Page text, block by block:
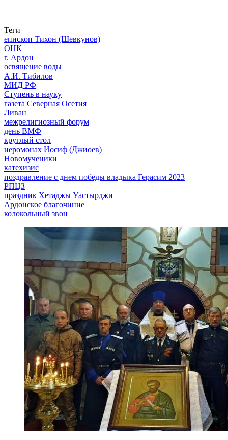
Теги
епископ Тихон (Шевкунов)
ОНК
г. Ардон
освящение воды
А.И. Тибилов
МИД РФ
Ступень в науку
газета Северная Осетия
Ливан
межрелигиозный форум
день ВМФ
круглый стол
иеромонах Иосиф (Джиоев)
Новомученики
катехизис
поздравление с днем победы владыка Герасим 2023
РПЦЗ
праздник Хетаджы Уастырджи
Ардонское благочиние
колокольный звон